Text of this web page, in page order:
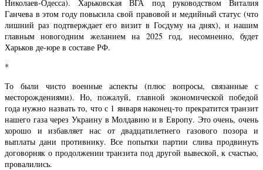
Николаев-Одесса). Харьковская ВГА под руководством Виталия
Ганчева в этом году повысила свой правовой и медийный статус (что
лишний раз подтверждает его визит в Госдуму на днях), и нашим
главным новогодним желанием на 2025 год, несомненно, будет
Харьков де-юре в составе РФ.
*
То были чисто военные аспекты (плюс вопросы, связанные с
месторождениями). Но, пожалуй, главной экономической победой
года нужно назвать то, что с 1 января наконец-то прекратится транзит
нашего газа через Украину в Молдавию и в Европу. Это очень, очень
хорошо и избавляет нас от двадцатилетнего газового позора и
выплаты дани противнику. Все попытки партии слива продвинуть
договорняк о продолжении транзита под другой вывеской, к счастью,
провалились.